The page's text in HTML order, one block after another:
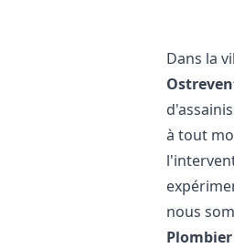
Dans la
à tout
nous